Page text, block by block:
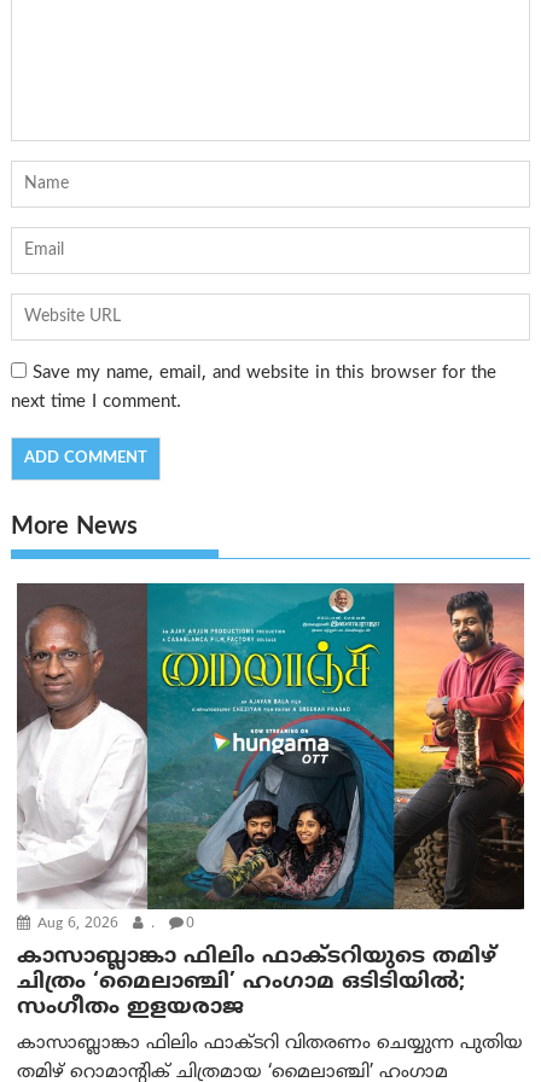
Save my name, email, and website in this browser for the
next time I comment.
More News
Aug 6, 2026 . 0
കാസാബ്ലാങ്കാ ഫിലിം ഫാക്ടറിയുടെ തമിഴ്
ചിത്രം ‘മൈലാഞ്ചി’ ഹംഗാമ ഒടിടിയിൽ;
സംഗീതം ഇളയരാജ
കാസാബ്ലാങ്കാ ഫിലിം ഫാക്ടറി വിതരണം ചെയ്യുന്ന പുതിയ
തമിഴ് റൊമാന്റിക് ചിത്രമായ ‘മൈലാഞ്ചി’ ഹംഗാമ